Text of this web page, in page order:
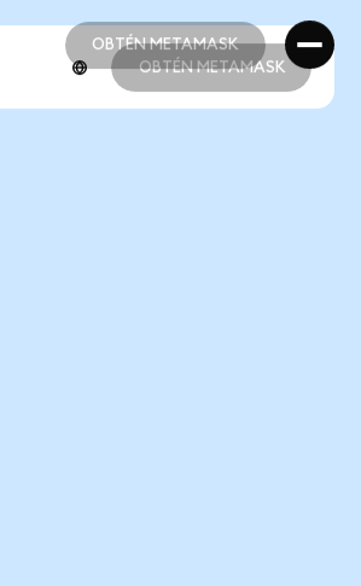
OBTÉN METAMASK
OBTÉN METAMASK
OBTÉN METAMASK